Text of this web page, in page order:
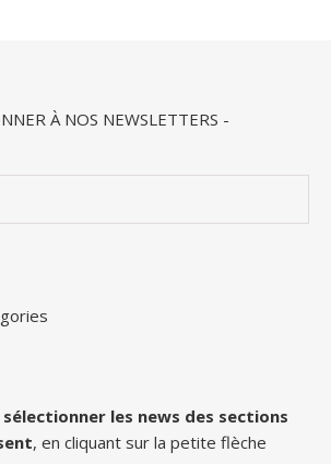
À NOS NEWSLETTERS -
les news des sections
, en cliquant sur la petite flèche